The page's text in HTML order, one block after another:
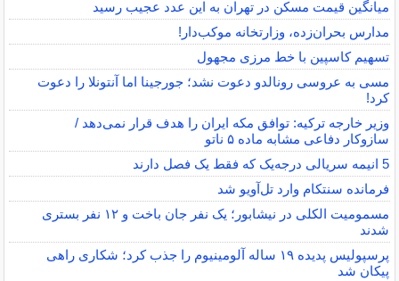
میانگین قیمت مسکن در تهران به این عدد عجیب رسید
مدارس بحران‌زده، وزارتخانه موکب‌دار!
تسهیم کاسپین با خط مرزی مجهول
مسی به عروسی رونالدو دعوت نشد؛ جورجینا اما آنتونلا را دعوت
کرد!
وزیر خارجه ترکیه: توافق مکه ایران را هدف قرار نمی‌دهد /
سازوکار دفاعی مشابه ماده ۵ ناتو
5 انیمه سریالی درجه‌یک که فقط یک فصل دارند
فرمانده سنتکام وارد تل‌آویو شد
مسمومیت الکلی در نیشابور؛ یک نفر جان باخت و ۱۲ نفر بستری
شدند
پرسپولیس پدیده ۱۹ ساله آلومینیوم را جذب کرد؛ شکاری راهی
پیکان شد